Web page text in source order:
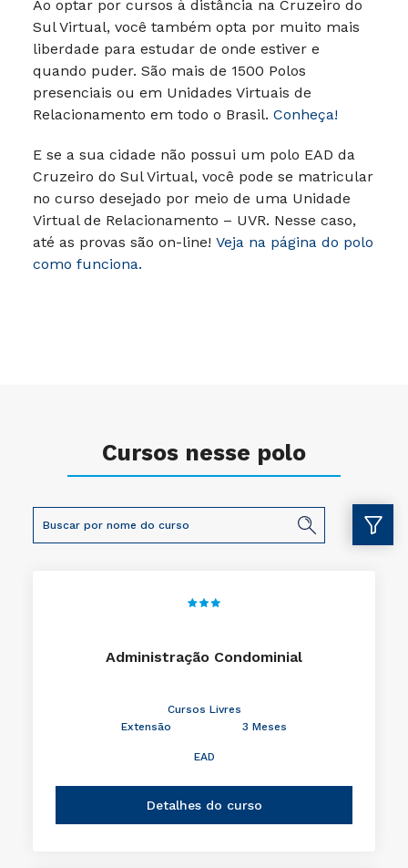
Ao optar por cursos à distância na Cruzeiro do
Sul Virtual, você também opta por muito mais
liberdade para estudar de onde estiver e
quando puder. São mais de 1500 Polos
presenciais ou em Unidades Virtuais de
Relacionamento em todo o Brasil. Conheça!
E se a sua cidade não possui um polo EAD da
Cruzeiro do Sul Virtual, você pode se matricular
no curso desejado por meio de uma Unidade
Virtual de Relacionamento – UVR. Nesse caso,
até as provas são on-line! Veja na página do polo
como funciona.
Cursos nesse polo
Administração Condominial
Cursos Livres
Extensão
3 Meses
EAD
Detalhes do curso